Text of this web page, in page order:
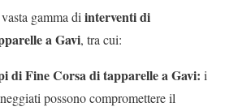
gamma diinterventi di
a Gavi, tra cui:
di Fine Corsa di tapparelle a Gavi: i
possono compromettere il